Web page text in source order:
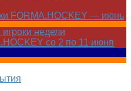
FORMA.HOCKEY — июнь
недели
со 2 по 11 июня